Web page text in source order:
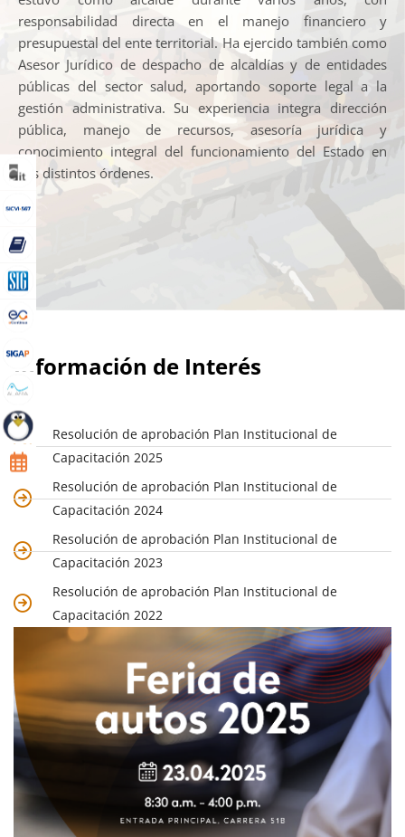
responsabilidad directa en el manejo financiero y
presupuestal del ente territorial. Ha ejercido también como
Asesor Jurídico de despacho de alcaldías y de entidades
públicas del sector salud, aportando soporte legal a la
gestión administrativa. Su experiencia integra dirección
pública, manejo de recursos, asesoría jurídica y
conocimiento integral del funcionamiento del Estado en
sus distintos órdenes.
Información de Interés
Resolución de aprobación Plan Institucional de
Capacitación 2025
Resolución de aprobación Plan Institucional de
Capacitación 2024
Resolución de aprobación Plan Institucional de
Capacitación 2023
Resolución de aprobación Plan Institucional de
Capacitación 2022